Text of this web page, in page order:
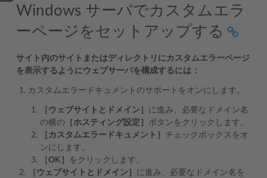
Windows サーバでカスタムエラ
ーページをセットアップする
サイト内のサイトまたはディレクトリにカスタムエラーページ
を表示するようにウェブサーバを構成するには：
カスタムエラードキュメントのサポートをオンにします。
［ウェブサイトとドメイン］ に進み、必要なドメイン名
の横の ［ホスティング設定］ ボタンをクリックします。
［カスタムエラードキュメント］ チェックボックスをオ
ンにします。
［OK］
をクリックします。
［ウェブサイトとドメイン］ に進み、必要なドメイン名を